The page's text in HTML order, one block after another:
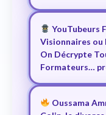
YouTubeurs
Visionnaires ou
On Décrypte
Formateurs…
Oussama